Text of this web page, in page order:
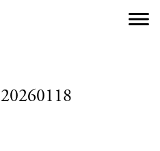
20260118